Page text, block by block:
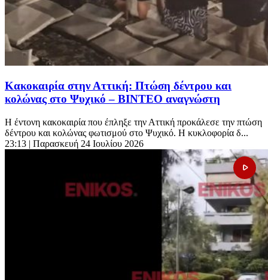
Κακοκαιρία στην Αττική: Πτώση δέντρου και
κολώνας στο Ψυχικό – ΒΙΝΤΕΟ αναγνώστη
Η έντονη κακοκαιρία που έπληξε την Αττική προκάλεσε την πτώση
δέντρου και κολώνας φωτισμού στο Ψυχικό. Η κυκλοφορία δ...
23:13 | Παρασκευή 24 Ιουλίου 2026